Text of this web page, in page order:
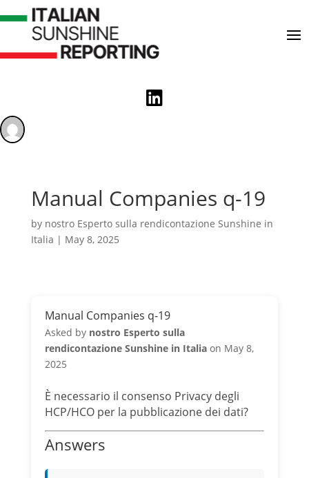

Manual Companies q-19
by nostro Esperto sulla rendicontazione Sunshine in
Italia | May 8, 2025
Manual Companies q-19
Asked by nostro Esperto sulla
rendicontazione Sunshine in Italiaon May 8,
2025
È necessario il consenso Privacy degli
HCP/HCO per la pubblicazione dei dati?
Answers